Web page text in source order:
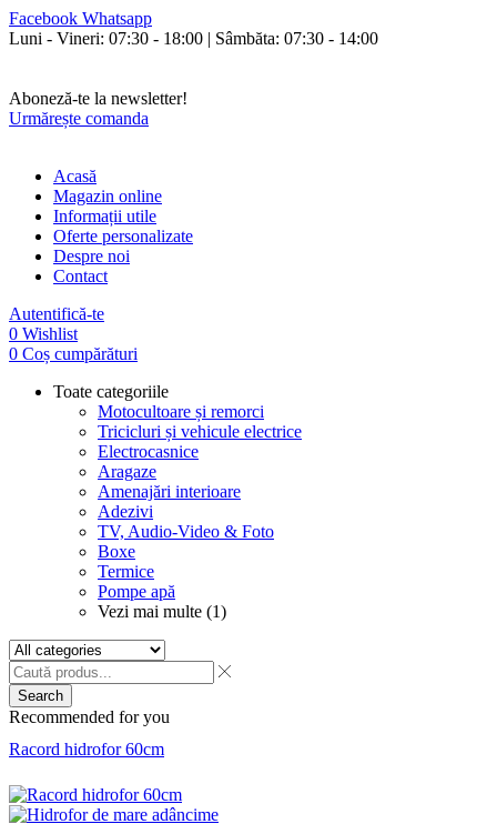
Facebook Whatsapp
Luni - Vineri: 07:30 - 18:00 | Sâmbăta: 07:30 - 14:00
Aboneză-te la newsletter!
Urmărește comanda
Acasă
Magazin online
Informații utile
Oferte personalizate
Despre noi
Contact
Autentifică-te
0 Wishlist
0 Coș cumpărături
Toate categoriile
Motocultoare și remorci
Tricicluri și vehicule electrice
Electrocasnice
Aragaze
Amenajări interioare
Adezivi
TV, Audio-Video & Foto
Boxe
Termice
Pompe apă
Vezi mai multe (1)
Search
Recommended for you
Racord hidrofor 60cm